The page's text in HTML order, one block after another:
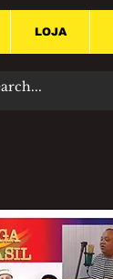
LOJA